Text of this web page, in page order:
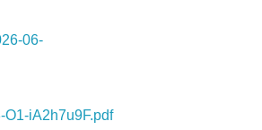
06-
iA2h7u9F.pdf